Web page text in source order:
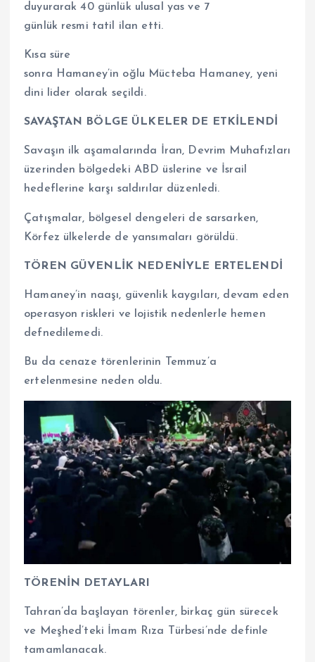
duyurarak 40 günlük ulusal yas ve 7
günlük resmi tatil ilan etti.
Kısa süre
sonra Hamaney’in oğlu Mücteba Hamaney, yeni
dini lider olarak seçildi.
SAVAŞTAN BÖLGE ÜLKELER DE ETKİLENDİ
Savaşın ilk aşamalarında İran, Devrim Muhafızları
üzerinden bölgedeki ABD üslerine ve İsrail
hedeflerine karşı saldırılar düzenledi.
Çatışmalar, bölgesel dengeleri de sarsarken,
Körfez ülkelerde de yansımaları görüldü.
TÖREN GÜVENLİK NEDENİYLE ERTELENDİ
Hamaney’in naaşı, güvenlik kaygıları, devam eden
operasyon riskleri ve lojistik nedenlerle hemen
defnedilemedi.
Bu da cenaze törenlerinin Temmuz’a
ertelenmesine neden oldu.
TÖRENİN DETAYLARI
Tahran’da başlayan törenler, birkaç gün sürecek
ve Meşhed’teki İmam Rıza Türbesi’nde definle
tamamlanacak.